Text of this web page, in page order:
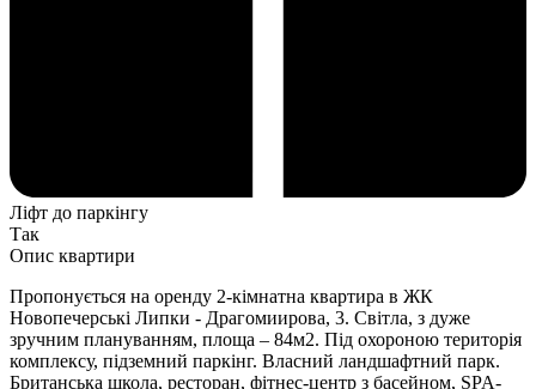
Ліфт до паркінгу
Так
Опис квартири
Пропонується на оренду 2-кімнатна квартира в ЖК
Новопечерські Липки - Драгомиирова, 3. Світла, з дуже
зручним плануванням, площа – 84м2. Під охороною територія
комплексу, підземний паркінг. Власний ландшафтний парк.
Британська школа, ресторан, фітнес-центр з басейном, SPA-